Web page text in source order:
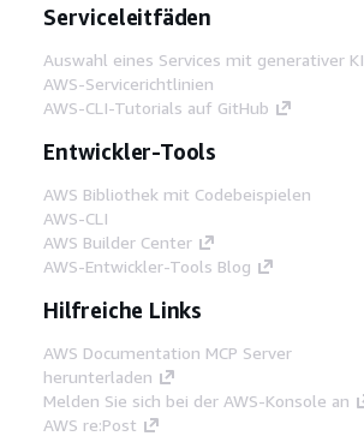
Serviceleitfäden
Auswahl eines Services mit generativer KI
AWS-Servicerichtlinien
AWS-CLI-Tutorials auf GitHub
Entwickler-Tools
AWS Bibliothek mit Codebeispielen
AWS-CLI
AWS Builder Center
AWS-Entwickler-Tools Blog
Hilfreiche Links
AWS Documentation MCP Server
herunterladen
Melden Sie sich bei der AWS-Konsole an
AWS re:Post